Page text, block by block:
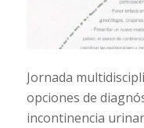
Jornada
opciones de
incontinencia